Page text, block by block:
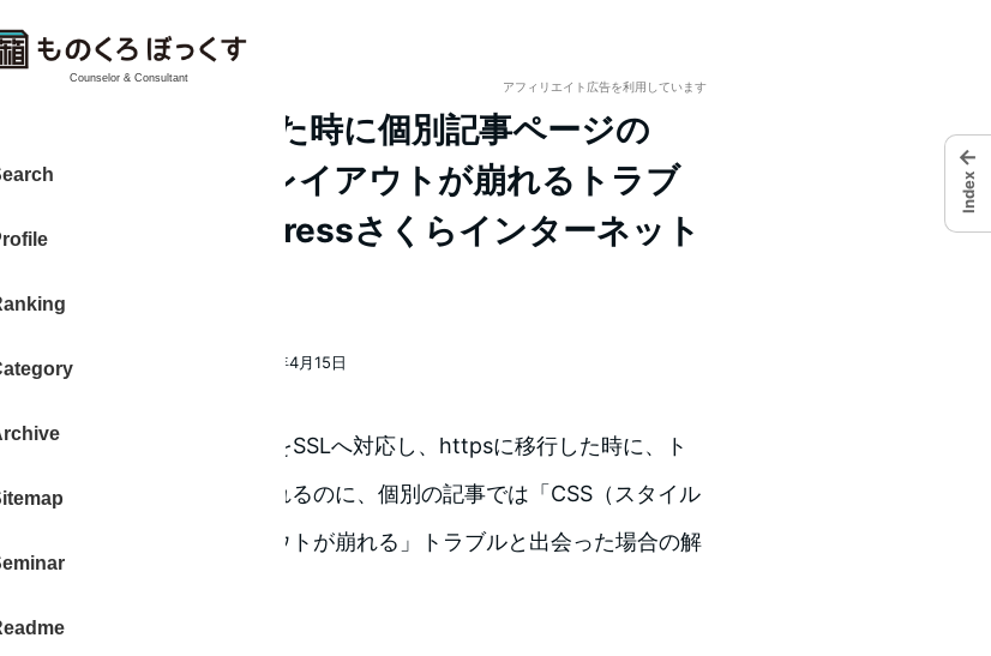
Counselor & Consultant
アフィリエイト広告を利用しています
SSL（https）化した時に個別記事ページの
が適応されずレイアウトが崩れるトラブ
の解決法-WordPressさくらインターネット
2016年4月15日
大東 信仁（ものくろ）
で構築したブログをSSLへ対応し、httpsに移行した時に、ト
プページは問題なく表示されるのに、個別の記事では「CSS（スタイル
シート）が適応されずレイアウトが崩れる」トラブルと出会った場合の解
ラブル発生の環境
←
Index